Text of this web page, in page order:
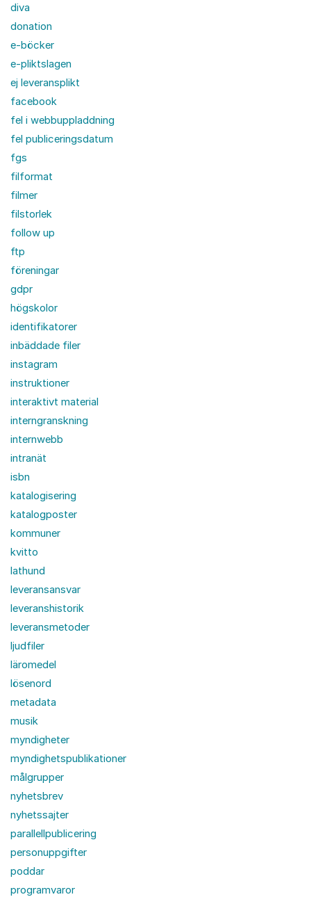
diva
donation
e-böcker
e-pliktslagen
ej leveransplikt
facebook
fel i webbuppladdning
fel publiceringsdatum
fgs
filformat
filmer
filstorlek
follow up
ftp
föreningar
gdpr
högskolor
identifikatorer
inbäddade filer
instagram
instruktioner
interaktivt material
interngranskning
internwebb
intranät
isbn
katalogisering
katalogposter
kommuner
kvitto
lathund
leveransansvar
leveranshistorik
leveransmetoder
ljudfiler
läromedel
lösenord
metadata
musik
myndigheter
myndighetspublikationer
målgrupper
nyhetsbrev
nyhetssajter
parallellpublicering
personuppgifter
poddar
programvaror